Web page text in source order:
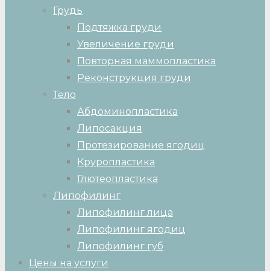
Грудь
Подтяжка груди
Увеличение груди
Повторная маммопластика
Реконструкция груди
Тело
Абдоминопластика
Липосакция
Протезирование ягодиц
Круропластика
Глютеопластика
Липофилинг
Липофилинг лица
Липофилинг ягодиц
Липофилинг губ
Цены на услуги